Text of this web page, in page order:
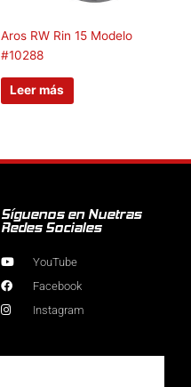
Aros RW Rin 15 Modelo
#10288
Leer más
Síguenos en Nuetras
Redes Sociales
YouTube
Facebook
Instagram